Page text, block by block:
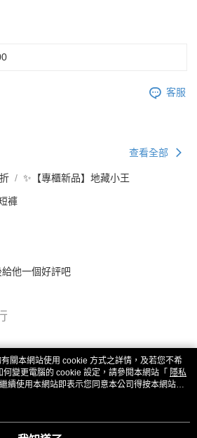
客服
查看全部
✨【專櫃新品】地藏小王
褲
他一個好評吧
關本網站使用 cookie 方式之詳情，及若您不希
變更電腦的 cookie 設定，請參閱本網站「 隱私
續使用本網站即表示您同意本公司得按本網站使
。